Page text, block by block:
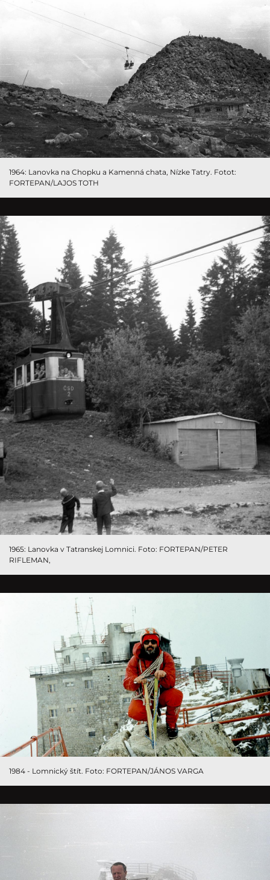
1964: Lanovka na Chopku a Kamenná chata, Nízke Tatry. Fotot:
FORTEPAN/LAJOS TOTH
1965: Lanovka v Tatranskej Lomnici. Foto: FORTEPAN/PETER
RIFLEMAN,
1984 - Lomnický štít. Foto: FORTEPAN/JÁNOS VARGA